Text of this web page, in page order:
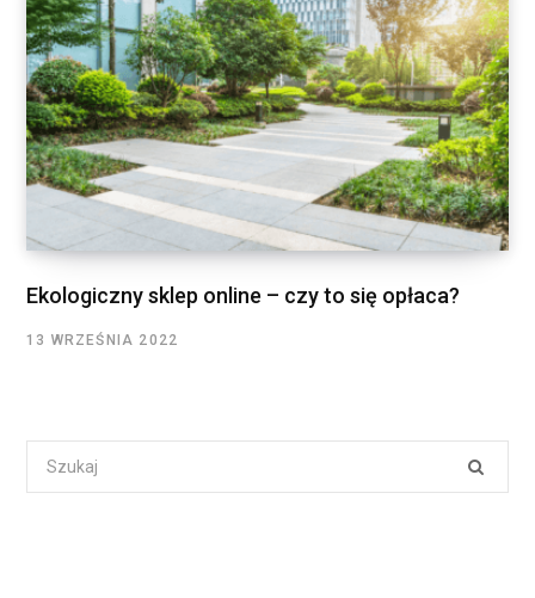
Ekologiczny sklep online – czy to się opłaca?
13 WRZEŚNIA 2022